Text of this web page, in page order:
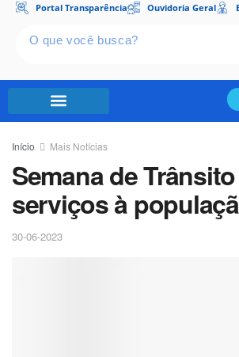
Portal Transparência Ouvidoria Geral
Início Mais Notícias
Semana de
serviços à
30-06-2023